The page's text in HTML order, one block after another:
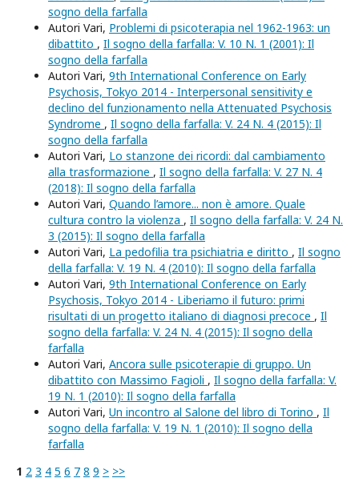
sogno della farfalla
Autori Vari, Problemi di psicoterapia nel 1962-1963: un
dibattito , Il sogno della farfalla: V. 10 N. 1 (2001): Il
sogno della farfalla
Autori Vari, 9th International Conference on Early
Psychosis, Tokyo 2014 - Interpersonal sensitivity e
declino del funzionamento nella Attenuated Psychosis
Syndrome , Il sogno della farfalla: V. 24 N. 4 (2015): Il
sogno della farfalla
Autori Vari, Lo stanzone dei ricordi: dal cambiamento
alla trasformazione , Il sogno della farfalla: V. 27 N. 4
(2018): Il sogno della farfalla
Autori Vari, Quando l’amore... non è amore. Quale
cultura contro la violenza , Il sogno della farfalla: V. 24 N.
3 (2015): Il sogno della farfalla
Autori Vari, La pedofilia tra psichiatria e diritto , Il sogno
della farfalla: V. 19 N. 4 (2010): Il sogno della farfalla
Autori Vari, 9th International Conference on Early
Psychosis, Tokyo 2014 - Liberiamo il futuro: primi
risultati di un progetto italiano di diagnosi precoce , Il
sogno della farfalla: V. 24 N. 4 (2015): Il sogno della
farfalla
Autori Vari, Ancora sulle psicoterapie di gruppo. Un
dibattito con Massimo Fagioli , Il sogno della farfalla: V.
19 N. 1 (2010): Il sogno della farfalla
Autori Vari, Un incontro al Salone del libro di Torino , Il
sogno della farfalla: V. 19 N. 1 (2010): Il sogno della
farfalla
1 2 3 4 5 6 7 8 9 > >>